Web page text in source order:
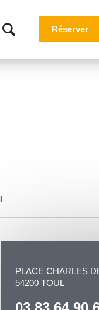
Réserver
PLACE CHARLES
54200 TOUL